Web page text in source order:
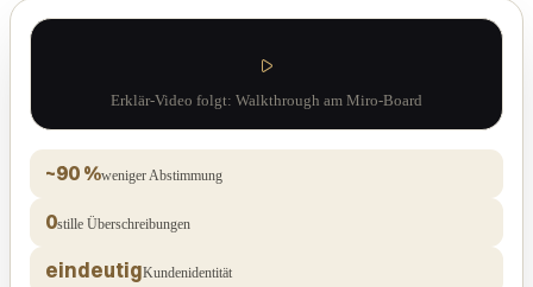
Erklär-Video folgt: Walkthrough am Miro-Board
~90 %weniger Abstimmung
0stille Überschreibungen
eindeutigKundenidentität